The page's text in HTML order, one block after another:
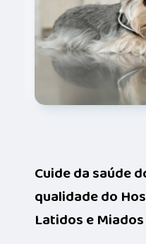
Cuide da saúde
qualidade do
Latidos e Miados